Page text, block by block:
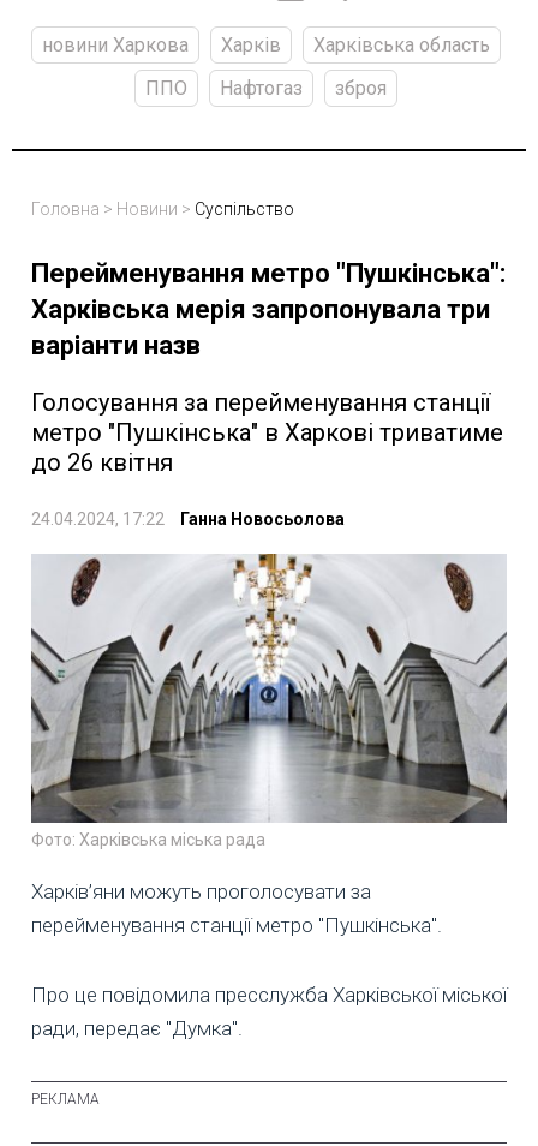
новини Харкова Харків
Харківська область
ППО
Нафтогаз зброя
Головна > Новини > Суспільство
Перейменування метро "Пушкінська":
Харківська мерія запропонувала три
варіанти назв
Голосування за перейменування станції
метро "Пушкінська" в Харкові триватиме
до 26 квітня
24.04.2024, 17:22 Ганна Новосьолова
Фото: Харківська міська рада
Харків’яни можуть проголосувати за
перейменування станції метро "Пушкінська".
Про це повідомила пресслужба Харківської міської
ради, передає "Думка".